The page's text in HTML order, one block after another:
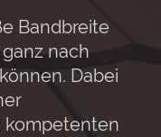
Bandbreite
nach
Dabei
kompetenten